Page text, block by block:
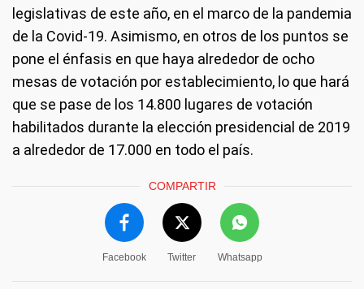
legislativas de este año, en el marco de la pandemia
de la Covid-19. Asimismo, en otros de los puntos se
pone el énfasis en que haya alrededor de ocho
mesas de votación por establecimiento, lo que hará
que se pase de los 14.800 lugares de votación
habilitados durante la elección presidencial de 2019
a alrededor de 17.000 en todo el país.
COMPARTIR
Facebook Twitter Whatsapp